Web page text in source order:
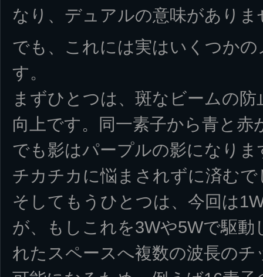
なり、デュアルの意味がありま
でも、これには実はいくつか
す。
まずひとつは、斑なビームの
向上です。同一素子から青と
でも影はパープルの影になり
チカチカに悩まされずに済むで
そしてもうひとつは、今回は
が、もしこれを3Wや5Wで駆動
れたスペースへ複数の波長の